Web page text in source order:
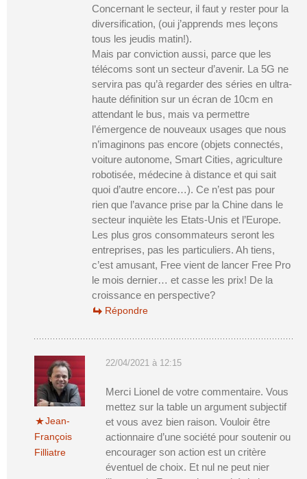
Concernant le secteur, il faut y rester pour la
diversification, (oui j’apprends mes leçons
tous les jeudis matin!).
Mais par conviction aussi, parce que les
télécoms sont un secteur d’avenir. La 5G ne
servira pas qu’à regarder des séries en ultra-
haute définition sur un écran de 10cm en
attendant le bus, mais va permettre
l’émergence de nouveaux usages que nous
n’imaginons pas encore (objets connectés,
voiture autonome, Smart Cities, agriculture
robotisée, médecine à distance et qui sait
quoi d’autre encore…). Ce n’est pas pour
rien que l’avance prise par la Chine dans le
secteur inquiète les Etats-Unis et l’Europe.
Les plus gros consommateurs seront les
entreprises, pas les particuliers. Ah tiens,
c’est amusant, Free vient de lancer Free Pro
le mois dernier… et casse les prix! De la
croissance en perspective?
Répondre
Jean-
François
Filliatre
22/04/2021 à 12:15
Merci Lionel de votre commentaire. Vous
mettez sur la table un argument subjectif
et vous avez bien raison. Vouloir être
actionnaire d’une société pour soutenir ou
encourager son action est un critère
éventuel de choix. Et nul ne peut nier